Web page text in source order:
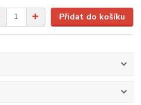
Přidat do košíku